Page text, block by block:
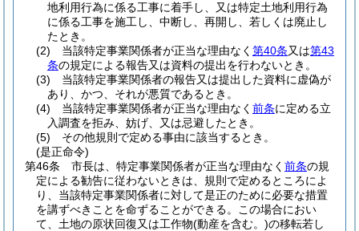
地利用行為に係る工事に着手し、又は特定土地利用行為
に係る工事を施工し、中断し、再開し、若しくは廃止し
たとき。
(2)
当該特定事業関係者が正当な理由なく 第40条又は第43
条の規定による報告又は資料の提出を行わないとき。
(3)
当該特定事業関係者の報告又は提出した資料に虚偽が
あり、かつ、それが悪質であるとき。
(4)
当該特定事業関係者が正当な理由なく 前条に定める立
入調査を拒み、妨げ、又は忌避したとき。
(5)
その他規則で定める事由に該当するとき。
(是正命令)
第46条
市長は、特定事業関係者が正当な理由なく 前条の規
定による勧告に従わないときは、規則で定めるところによ
り、当該特定事業関係者に対して是正のために必要な措置
を講ずべきことを命ずることができる。
この場合におい
て、土地の原状回復又は工作物(動産を含む。)の移転若し